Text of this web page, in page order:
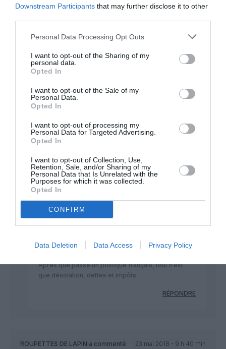
Downstream Participants that may further disclose it to other
Personal Data Processing Opt Outs
I want to opt-out of the Sharing of my
personal data.
Opted In
I want to opt-out of the Sale of my
Personal Data.
Opted In
I want to opt-out of processing my
Personal Data for Targeted Advertising.
Opted In
I want to opt-out of Collection, Use,
Retention, Sale, and/or Sharing of my
Personal Data that Is Unrelated with the
Purposes for which it was collected.
Opted In
CONFIRM
Data Deletion Data Access Privacy Policy
Vu que Ryanair n’a pas de base en France, il ne doit
a beaucoup, un peu partout et pas seulement chez
sociales des pays où ils travaillent, et c’est tout à fait
normal.
LOLa commenté :
21 mai 2018 - 15 h 38 min
politiques français en Irlande, tous les contribuables français
en bénéficieront ?
Ah ! Non ! Surtout pas ! Pauvres irlandais !
Après que passe un politique français, tout n’est
que désolation, dettes et impôts.
RÉPONDRE
ROUPETTES DE LAPIN a commenté
23 mai 2018 - 9 h 40 min